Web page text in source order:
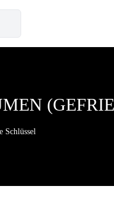
Schlüssel